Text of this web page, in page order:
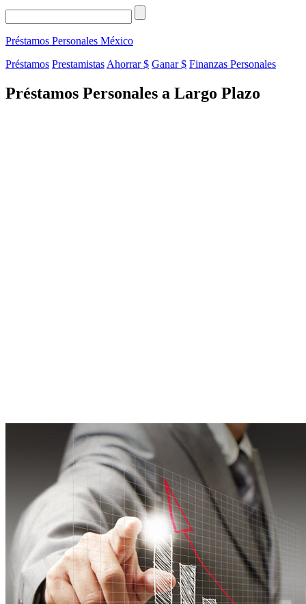
Préstamos Personales México
Préstamos Prestamistas Ahorrar $ Ganar $ Finanzas Personales
Préstamos Personales a Largo Plazo